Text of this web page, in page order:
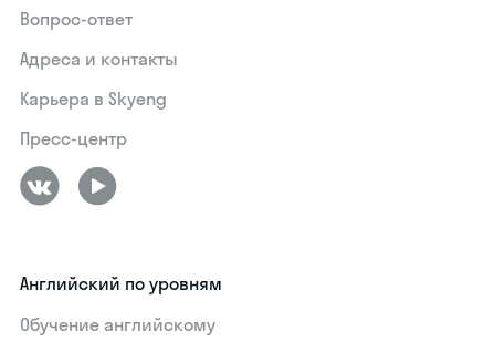
Вопрос-ответ
Адреса и контакты
Карьера в Skyeng
Пресс-центр
Английский по уровням
Обучение английскому